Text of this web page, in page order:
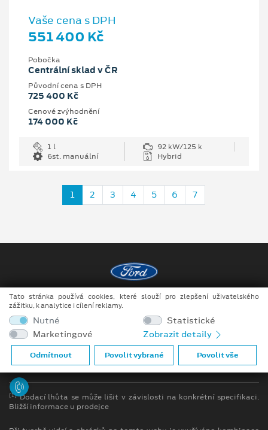
Vaše cena s DPH
551 400 Kč
Pobočka
Centrální sklad v ČR
Původní cena s DPH
725 400 Kč
Cenové zvýhodnění
174 000 Kč
1 l
92 kW/125 k
6st. manuální
Hybrid
1 2 3 4 5 6 7
Copyright ©2026 Raeder & Falge s.r.o.
Obchodní podmínky
Prohlášení o zpracování údajů konečných zákazníků
[1]Dodací lhůta se může lišit v závislosti na konkrétní specifikaci.
Bližší informace u prodejce
Tato stránka používá cookies, které slouží pro zlepšení uživatelského
zážitku, k analytice i cílení reklamy.
Nutné
Statistické
Marketingové
Zobrazit detaily
Odmítnout Povolit vybrané Povolit vše